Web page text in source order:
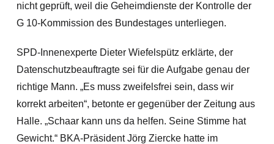
nicht geprüft, weil die Geheimdienste der Kontrolle der
G 10-Kommission des Bundestages unterliegen.
SPD-Innenexperte Dieter Wiefelspütz erklärte, der
Datenschutzbeauftragte sei für die Aufgabe genau der
richtige Mann. „Es muss zweifelsfrei sein, dass wir
korrekt arbeiten“, betonte er gegenüber der Zeitung aus
Halle. „Schaar kann uns da helfen. Seine Stimme hat
Gewicht.“ BKA-Präsident Jörg Ziercke hatte im